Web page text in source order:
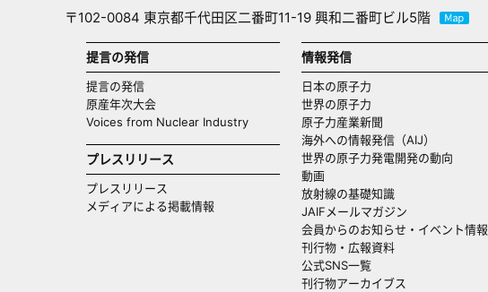
〒102-0084 東京都千代田区二番町11-19 興和二番町ビル5階
提言の発信
提言の発信
原産年次大会
Voices from Nuclear Industry
プレスリリース
プレスリリース
メディアによる掲載情報
情報発信
日本の原子力
世界の原子力
原子力産業新聞
海外への情報発信（AIJ）
世界の原子力発電開発の動向
動画
放射線の基礎知識
JAIFメールマガジン
会員からのお知らせ・イベント情報
刊行物・広報資料
公式SNS一覧
刊行物アーカイブス